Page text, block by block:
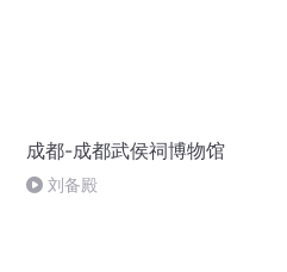
成都-成都武侯祠博物馆
刘备殿